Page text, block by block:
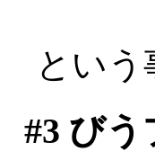
とい
#3 びう